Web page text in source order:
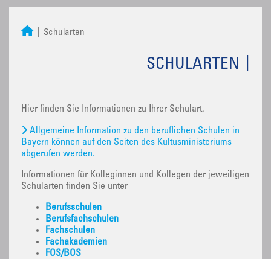
Schularten
SCHULARTEN
Hier finden Sie Informationen zu Ihrer Schulart.
Allgemeine Information zu den beruflichen Schulen in
Bayern können auf den Seiten des Kultusministeriums
abgerufen werden.
Informationen für Kolleginnen und Kollegen der jeweiligen
Schularten finden Sie unter
Berufsschulen
Berufsfachschulen
Fachschulen
Fachakademien
FOS/BOS